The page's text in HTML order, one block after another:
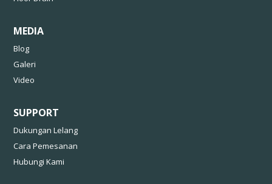
MEDIA
Blog
Galeri
Video
SUPPORT
Dukungan Lelang
Cara Pemesanan
Hubungi Kami